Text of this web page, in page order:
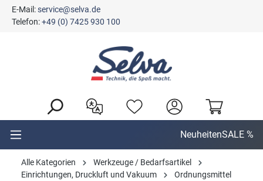
springen
E-Mail:service@selva.de
Telefon:+49 (0) 7425 930 100
NeuheitenSALE %
Alle Kategorien
Werkzeuge / Bedarfsartikel
Einrichtungen, Druckluft und Vakuum
Ordnungsmittel